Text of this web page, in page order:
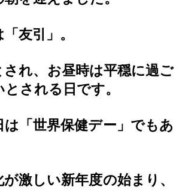
友引」。
され、お昼時は平穏に過ご
される日です。
は「世界保健デー」でもあ
激しい新年度の始まり、